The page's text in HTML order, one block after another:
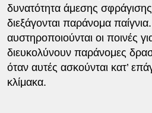
δυνατότητα άμεσης
διεξάγονται παράνομα
αυστηροποιούνται οι ποινές
διευκολύνουν παράνομες
όταν αυτές ασκούνται κατ’
κλίμακα.